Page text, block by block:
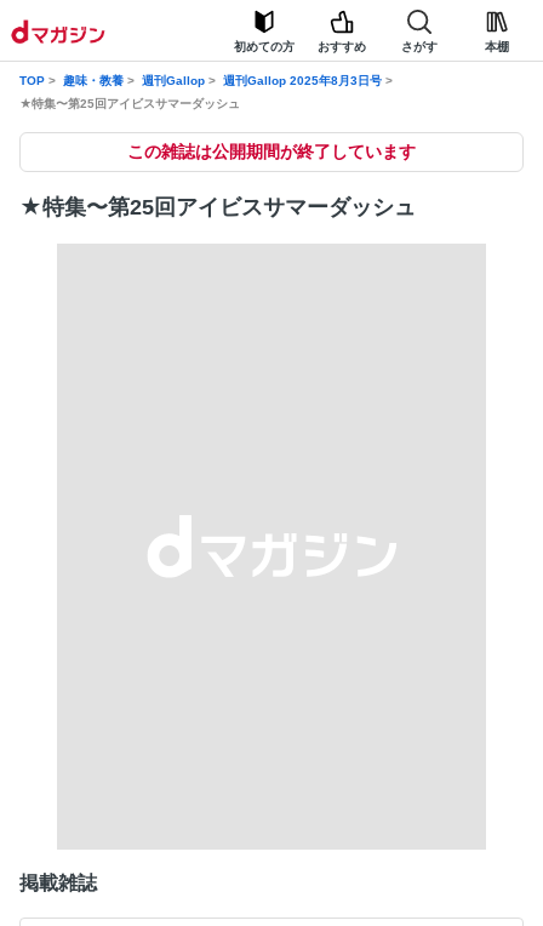
初めての方 おすすめ さがす 本棚
TOP 趣味・教養 週刊Gallop
週刊Gallop 2025年8月3日号
★特集〜第25回アイビスサマーダッシュ
この雑誌は公開期間が終了しています
★特集〜第25回アイビスサマーダッシュ
掲載雑誌